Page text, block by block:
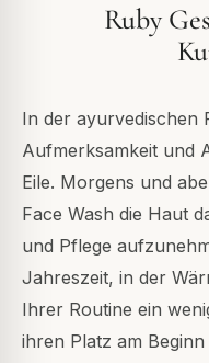
Ruby
In der ayurvedischen
Aufmerksamkeit und
Eile. Morgens und
Face Wash die Haut
und Pflege
Jahreszeit, in der
Ihrer Routine ein
ihren Platz am